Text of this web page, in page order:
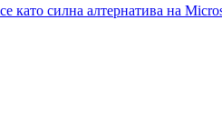
като силна алтернатива на